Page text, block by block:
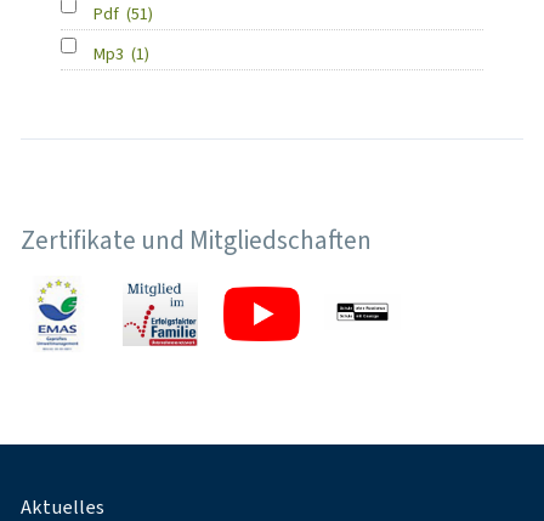
Pdf (51)
Mp3 (1)
Zertifikate und Mitgliedschaften
Fußnavigation
Aktuelles